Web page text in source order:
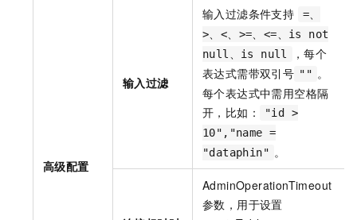
高级配置
输入过滤
输入过滤条件支持
=、
>、<、>=、<=、is not
null、is null
，每个
表达式需带双引号 "" 。
每个表达式中需用空格隔
开，比如：
"id >
10","name =
"dataphin" 。
AdminOperationTimeout
参数，用于设置